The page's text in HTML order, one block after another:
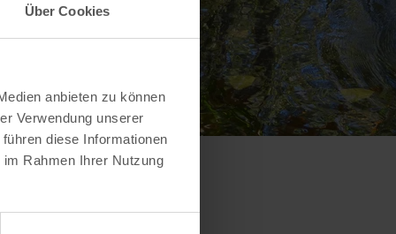
Über Cookies
anbieten zu können
Verwendung unserer
diese Informationen
Rahmen Ihrer Nutzung